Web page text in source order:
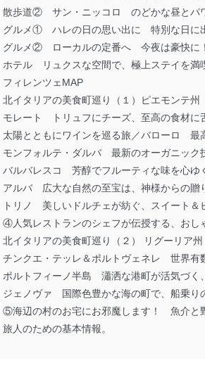
散歩道② サン・ニッコロ のどかな昼とパワ
グルメ① ハレの日の思い出に 特別な日に出
グルメ② ローカルの定番へ 今夜は豪快に！
ホテル リュクスな空間で、極上ステイを満
フィレンツェMAP
北イタリアの美食町巡り（１）ピエモンテ
モレート トリュフにチーズ、至高の食材に
太陽とともにワインを巡る旅／バローロ 最
モンフォルテ・ダルバ 最新のオーガニック
バルバレスコ 芳醇でフルーティな味を心ゆ
アルバ 広大な自然の至宝は、神様からの贈
トリノ 美しいドルチェが紡ぐ、スイート＆
④人気レストランのシェフが伝授する、おし
北イタリアの美食町巡り（２） リグーリア
チンクエ・テッレ＆ポルトヴェネレ 世界有
ポルトフィーノ半島 瀟洒な港町が活気づく
ジェノヴァ 国際色豊かな海の町で、船乗り
⑤海辺の村のお宅にお邪魔します！ 魚介と
旅人のための基本情報。